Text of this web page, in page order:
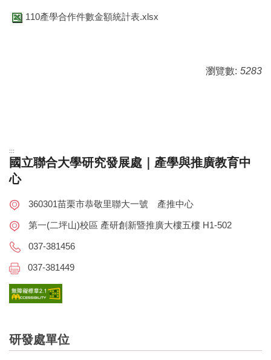
110產學合作件數金額統計表.xlsx
瀏覽數: 5283
:::
國立聯合大學研究發展處｜產學與推廣教育中
心
360301苗栗市恭敬里聯大一號 產推中心
第一(二坪山)校區 產研創新暨推廣大樓五樓 H1-502
037-381456
037-381449
研發處單位